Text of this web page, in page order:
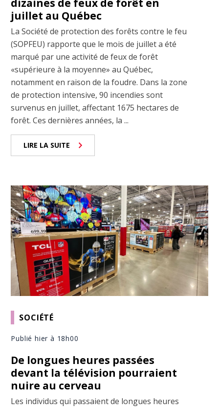
dizaines de feux de forêt en
juillet au Québec
La Société de protection des forêts contre le feu
(SOPFEU) rapporte que le mois de juillet a été
marqué par une activité de feux de forêt
«supérieure à la moyenne» au Québec,
notamment en raison de la foudre. Dans la zone
de protection intensive, 90 incendies sont
survenus en juillet, affectant 1675 hectares de
forêt. Ces dernières années, la ...
LIRE LA SUITE
SOCIÉTÉ
Publié hier à 18h00
De longues heures passées
devant la télévision pourraient
nuire au cerveau
Les individus qui passaient de longues heures